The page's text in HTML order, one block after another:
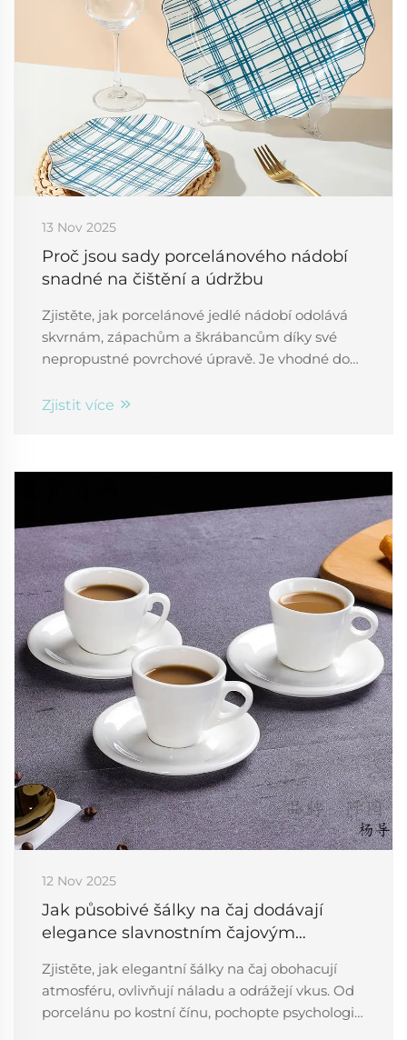
13 Nov 2025
Proč jsou sady porcelánového nádobí
snadné na čištění a údržbu
Zjistěte, jak porcelánové jedlé nádobí odolává
skvrnám, zápachům a škrábancům díky své
nepropustné povrchové úpravě. Je vhodné do
pro rušné domácnosti i profesionály. Dozvědět
Zjistit více
12 Nov 2025
Jak působivé šálky na čaj dodávají
elegance slavnostním čajovým
Zjistěte, jak elegantní šálky na čaj obohacují
atmosféru, ovlivňují náladu a odrážejí vkus. Od
porcelánu po kostní čínu, pochopte psychologii